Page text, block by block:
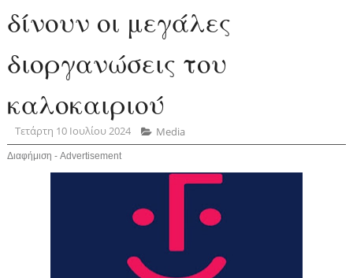
δίνουν οι μεγάλες
διοργανώσεις του
καλοκαιριού
Τετάρτη 10 Ιουλίου 2024 Media
Διαφήμιση - Advertisement